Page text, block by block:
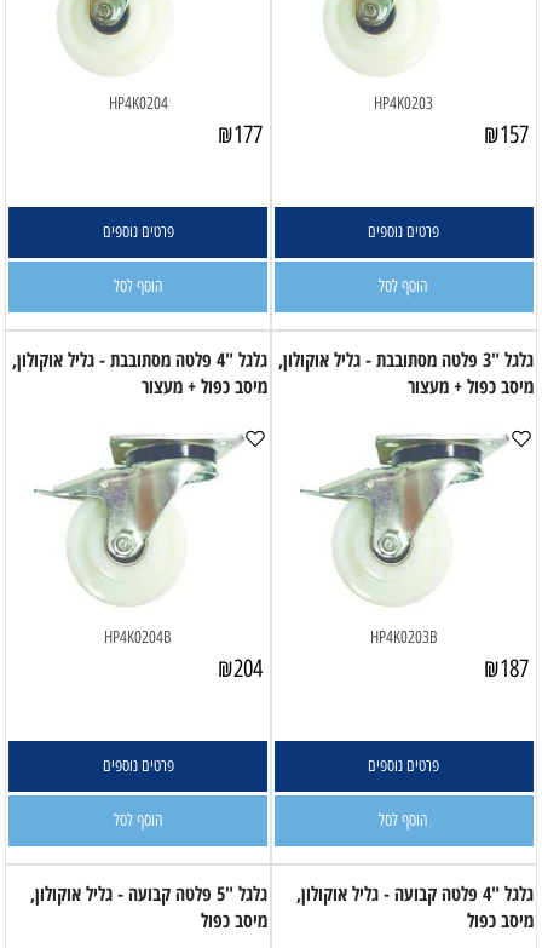
HP4K0203
₪157
פרטים נוספים
הוסף לסל
HP4K0204
₪177
פרטים נוספים
הוסף לסל
גלגל "3 פלטה מסתובבת - גליל אוקולון,
מיסב כפול + מעצור
HP4K0203B
₪187
פרטים נוספים
הוסף לסל
גלגל "4 פלטה מסתובבת - גליל אוקולון,
מיסב כפול + מעצור
HP4K0204B
₪204
פרטים נוספים
הוסף לסל
גלגל "4 פלטה קבועה - גליל אוקולון,
מיסב כפול
גלגל "5 פלטה קבועה - גליל אוקולון,
מיסב כפול